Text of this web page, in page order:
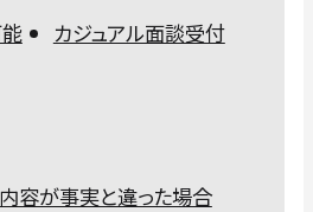
カジュアル面談受付
容が事実と違った場合